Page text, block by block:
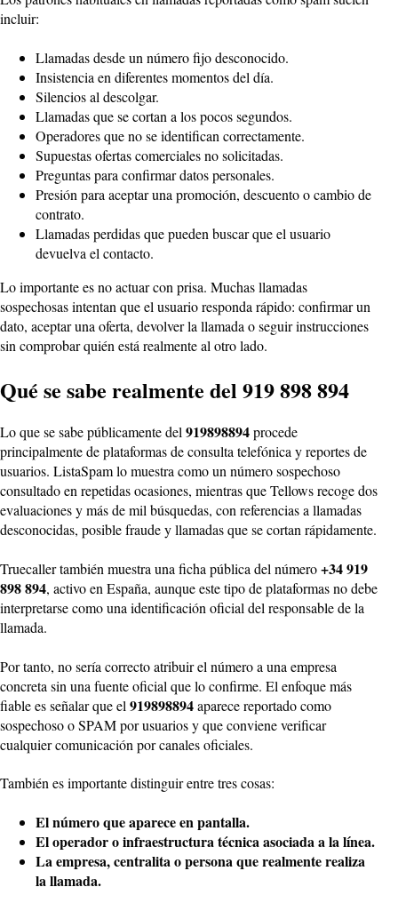
incluir:
Llamadas desde un número fijo desconocido.
Insistencia en diferentes momentos del día.
Silencios al descolgar.
Llamadas que se cortan a los pocos segundos.
Operadores que no se identifican correctamente.
Supuestas ofertas comerciales no solicitadas.
Preguntas para confirmar datos personales.
Presión para aceptar una promoción, descuento o cambio de
contrato.
Llamadas perdidas que pueden buscar que el usuario
devuelva el contacto.
Lo importante es no actuar con prisa. Muchas llamadas
sospechosas intentan que el usuario responda rápido: confirmar un
dato, aceptar una oferta, devolver la llamada o seguir instrucciones
sin comprobar quién está realmente al otro lado.
Qué se sabe realmente del 919 898 894
Lo que se sabe públicamente del919898894procede
principalmente de plataformas de consulta telefónica y reportes de
usuarios. ListaSpam lo muestra como un número sospechoso
consultado en repetidas ocasiones, mientras que Tellows recoge dos
evaluaciones y más de mil búsquedas, con referencias a llamadas
desconocidas, posible fraude y llamadas que se cortan rápidamente.
Truecaller también muestra una ficha pública del número+34 919
898 894, activo en España, aunque este tipo de plataformas no debe
interpretarse como una identificación oficial del responsable de la
llamada.
Por tanto, no sería correcto atribuir el número a una empresa
concreta sin una fuente oficial que lo confirme. El enfoque más
fiable es señalar que el 919898894aparece reportado como
sospechoso o SPAM por usuarios y que conviene verificar
cualquier comunicación por canales oficiales.
También es importante distinguir entre tres cosas:
El número que aparece en pantalla.
El operador o infraestructura técnica asociada a la línea.
La empresa, centralita o persona que realmente realiza
la llamada.